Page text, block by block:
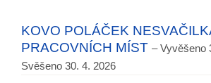
KOVO POLÁČEK
PRACOVNÍCH MÍST – Vyvěšeno
Svěšeno 30. 4. 2026